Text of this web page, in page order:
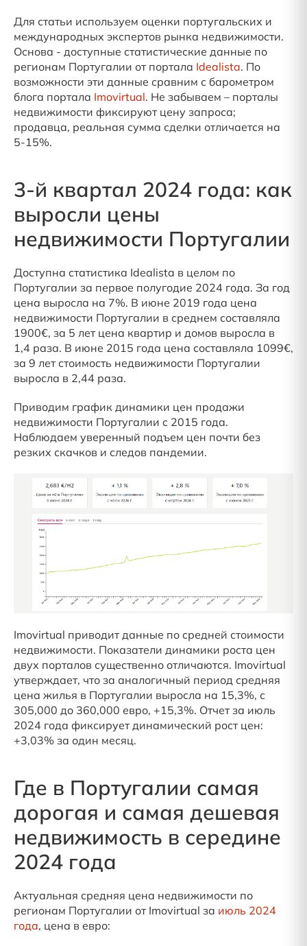
Для статьи используем оценки португальских и
международных экспертов рынка недвижимости.
Основа - доступные статистические данные по
регионам Португалии от портала Idealista. По
возможности эти данные сравним с барометром
блога портала Imovirtual. Не забываем – порталы
недвижимости фиксируют цену запроса;
продавца, реальная сумма сделки отличается на
5-15%.
3-й квартал 2024 года: как
выросли цены
недвижимости Португалии
Доступна статистика Idealista в целом по
Португалии за первое полугодие 2024 года. За год
цена выросла на 7%. В июне 2019 года цена
недвижимости Португалии в среднем составляла
1900€, за 5 лет цена квартир и домов выросла в
1,4 раза. В июне 2015 года цена составляла 1099€,
за 9 лет стоимость недвижимости Португалии
выросла в 2,44 раза.
Приводим график динамики цен продажи
недвижимости Португалии c 2015 года.
Наблюдаем уверенный подъем цен почти без
резких скачков и следов пандемии.
Imovirtual приводит данные по средней стоимости
недвижимости. Показатели динамики роста цен
двух порталов существенно отличаются. Imovirtual
утверждает, что за аналогичный период средняя
цена жилья в Португалии выросла на 15,3%, с
305,000 до 360,000 евро, +15,3%. Отчет за июль
2024 года фиксирует динамический рост цен:
+3,03% за один месяц.
Где в Португалии самая
дорогая и самая дешевая
недвижимость в середине
2024 года
Актуальная средняя цена недвижимости по
регионам Португалии от Imovirtual за июль 2024
года, цена в евро: